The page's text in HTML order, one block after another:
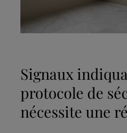
Signaux
protocole de
nécessite une